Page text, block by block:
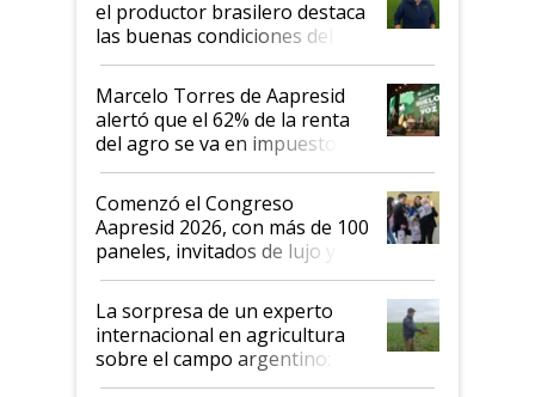
el productor brasilero destaca
las buenas condiciones del
agro argentino para invertir:
"Los veo más motivados"
Marcelo Torres de Aapresid
alertó que el 62% de la renta
del agro se va en impuestos:
"No es bueno que en
Argentina se sigan discutiendo
las mismas cosas de hace 50
años"
Comenzó el Congreso
Aapresid 2026, con más de 100
paneles, invitados de lujo y
todas las tendencias
La sorpresa de un experto
internacional en agricultura
sobre el campo argentino:
"Estoy muy impresionado"